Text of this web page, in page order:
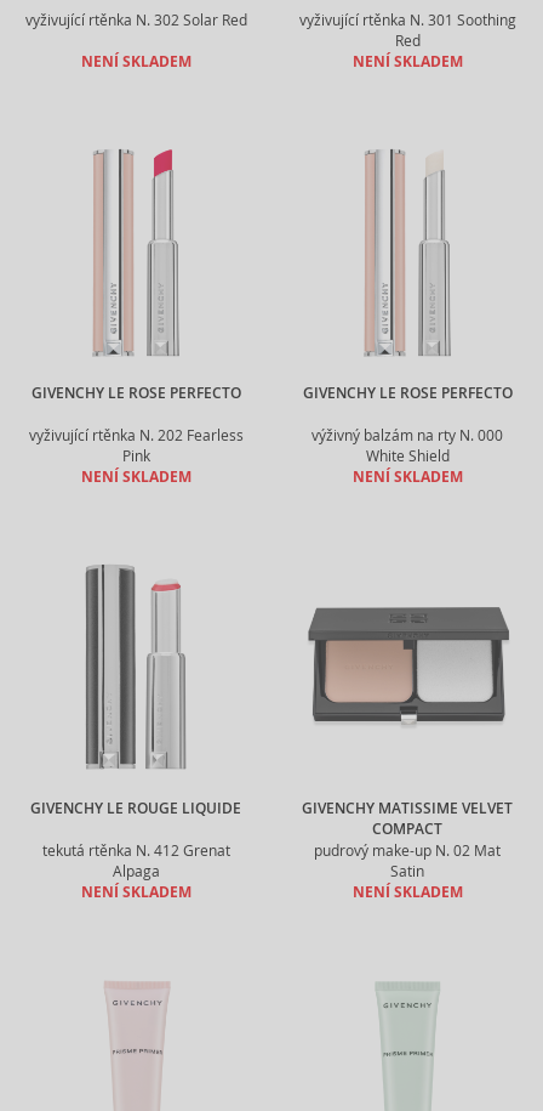
vyživující rtěnka N. 302 Solar Red
NENÍ SKLADEM
vyživující rtěnka N. 301 Soothing
Red
NENÍ SKLADEM
GIVENCHY LE ROSE PERFECTO
vyživující rtěnka N. 202 Fearless
Pink
NENÍ SKLADEM
GIVENCHY LE ROSE PERFECTO
výživný balzám na rty N. 000
White Shield
NENÍ SKLADEM
GIVENCHY LE ROUGE LIQUIDE
tekutá rtěnka N. 412 Grenat
Alpaga
NENÍ SKLADEM
GIVENCHY MATISSIME VELVET
COMPACT
pudrový make-up N. 02 Mat
Satin
NENÍ SKLADEM